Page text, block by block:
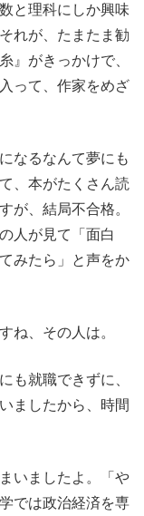
と理科にしか興味
れが、たまたま勧
』がきっかけで、
って、作家をめざ
なるなんて夢にも
、本がたくさん読
が、結局不合格。
人が見て「面白
みたら」と声をか
ね、その人は。
も就職できずに、
ましたから、時間
いましたよ。「や
では政治経済を専